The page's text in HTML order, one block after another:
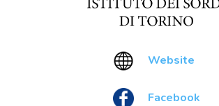
Website
Facebook